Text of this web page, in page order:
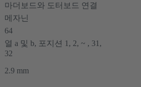
마더보드와 도터보드 연결
메자닌
64
열 a 및 b, 포지션 1, 2, ~ , 31,
32
2.9 mm